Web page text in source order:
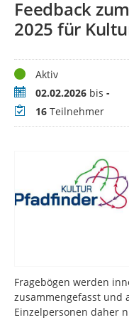
Feedback
2025 für
StatusAktiv
Zeitraum02.02.2026 bis -
Teilnehmer
16 Teilnehmer
Fragebögen werden
zusammengefasst und
Einzelpersonen daher